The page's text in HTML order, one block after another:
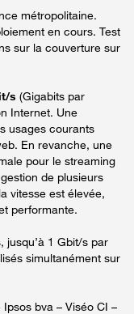
métropolitaine.
en cours. Test
sur la couverture sur
s (Gigabits par
Internet. Une
usages courants
En revanche, une
pour le streaming
de plusieurs
vitesse est élevée,
performante.
jusqu’à 1 Gbit/s par
simultanément sur
Ipsos bva – Viséo CI –